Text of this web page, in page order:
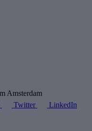
Amsterdam
Twitter LinkedIn